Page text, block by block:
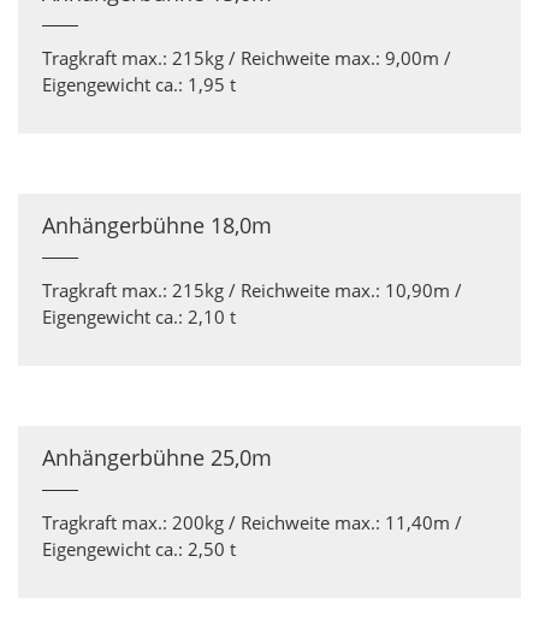
Tragkraft max.: 215kg / Reichweite max.: 9,00m /
Eigengewicht ca.: 1,95 t
Anhängerbühne 18,0m
Tragkraft max.: 215kg / Reichweite max.: 10,90m /
Eigengewicht ca.: 2,10 t
Anhängerbühne 25,0m
Tragkraft max.: 200kg / Reichweite max.: 11,40m /
Eigengewicht ca.: 2,50 t